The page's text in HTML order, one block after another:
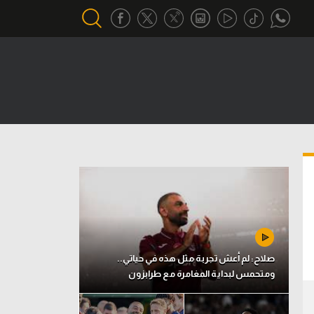
تقرير في الجول
تحليل في الجول
حكايات في الجول
كويز في الجول
فيديو في الجول
صلاح: لم أعش تجربة مثل هذه في حياتي..
ومتحمس لبداية المغامرة مع طرابزون